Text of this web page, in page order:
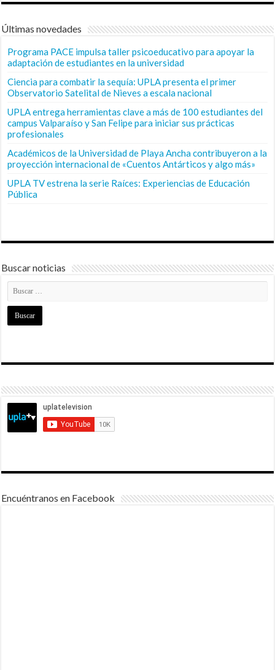
Últimas novedades
Programa PACE impulsa taller psicoeducativo para apoyar la
adaptación de estudiantes en la universidad
Ciencia para combatir la sequía: UPLA presenta el primer
Observatorio Satelital de Nieves a escala nacional
UPLA entrega herramientas clave a más de 100 estudiantes del
campus Valparaíso y San Felipe para iniciar sus prácticas
profesionales
Académicos de la Universidad de Playa Ancha contribuyeron a la
proyección internacional de «Cuentos Antárticos y algo más»
UPLA TV estrena la serie Raíces: Experiencias de Educación
Pública
Buscar noticias
Encuéntranos en Facebook